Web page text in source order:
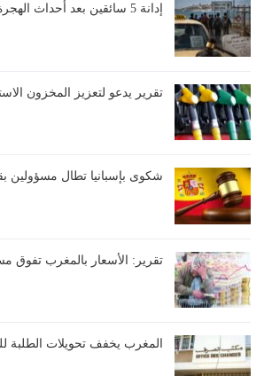
إدانة 5 سائقين بعد أحداث الهجرة الجماعية
تقرير يدعو لتعزيز المخزون
شكوى بإسبانيا تطال مسؤولين
تقرير: الأسعار بالمغرب تفوق مستويات
المغرب يخفف تحويلات الطلبة